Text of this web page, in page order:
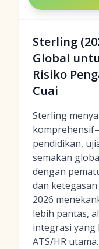
Sterling
Global
Risiko
Cuai
Sterling
pendidikan,
semakan
dengan
dan
2026
lebih pantas,
integrasi yang
ATS/HR